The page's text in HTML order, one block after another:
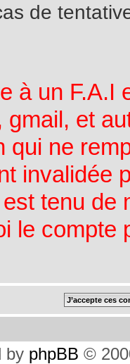
de
à un F.A.I
gmail, et
qui ne
invalidée
tenu de
le compte
by phpBB ©